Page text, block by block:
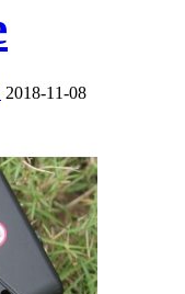
2018-11-08